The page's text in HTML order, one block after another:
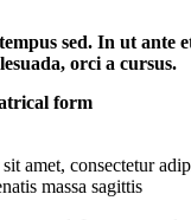
sed. In ut ante
orci a cursus.
form
amet, consectetur
massa sagittis